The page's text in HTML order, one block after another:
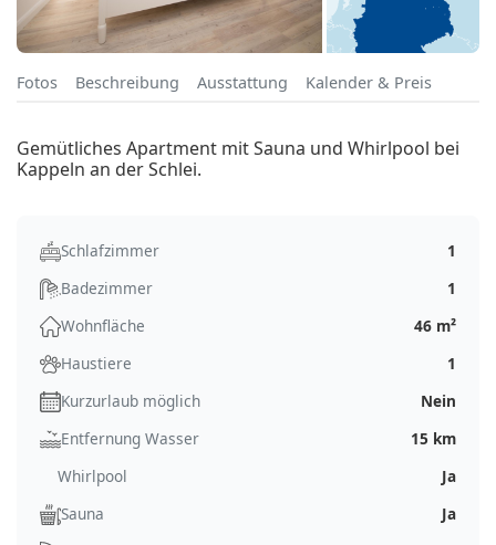
Fotos Beschreibung Ausstattung Kalender & Preis
Gemütliches Apartment mit Sauna und Whirlpool bei
Kappeln an der Schlei.
Schlafzimmer
1
Badezimmer
1
Wohnfläche
46 m²
Haustiere
1
Kurzurlaub möglich
Nein
Entfernung Wasser
15 km
Whirlpool
Ja
Sauna
Ja